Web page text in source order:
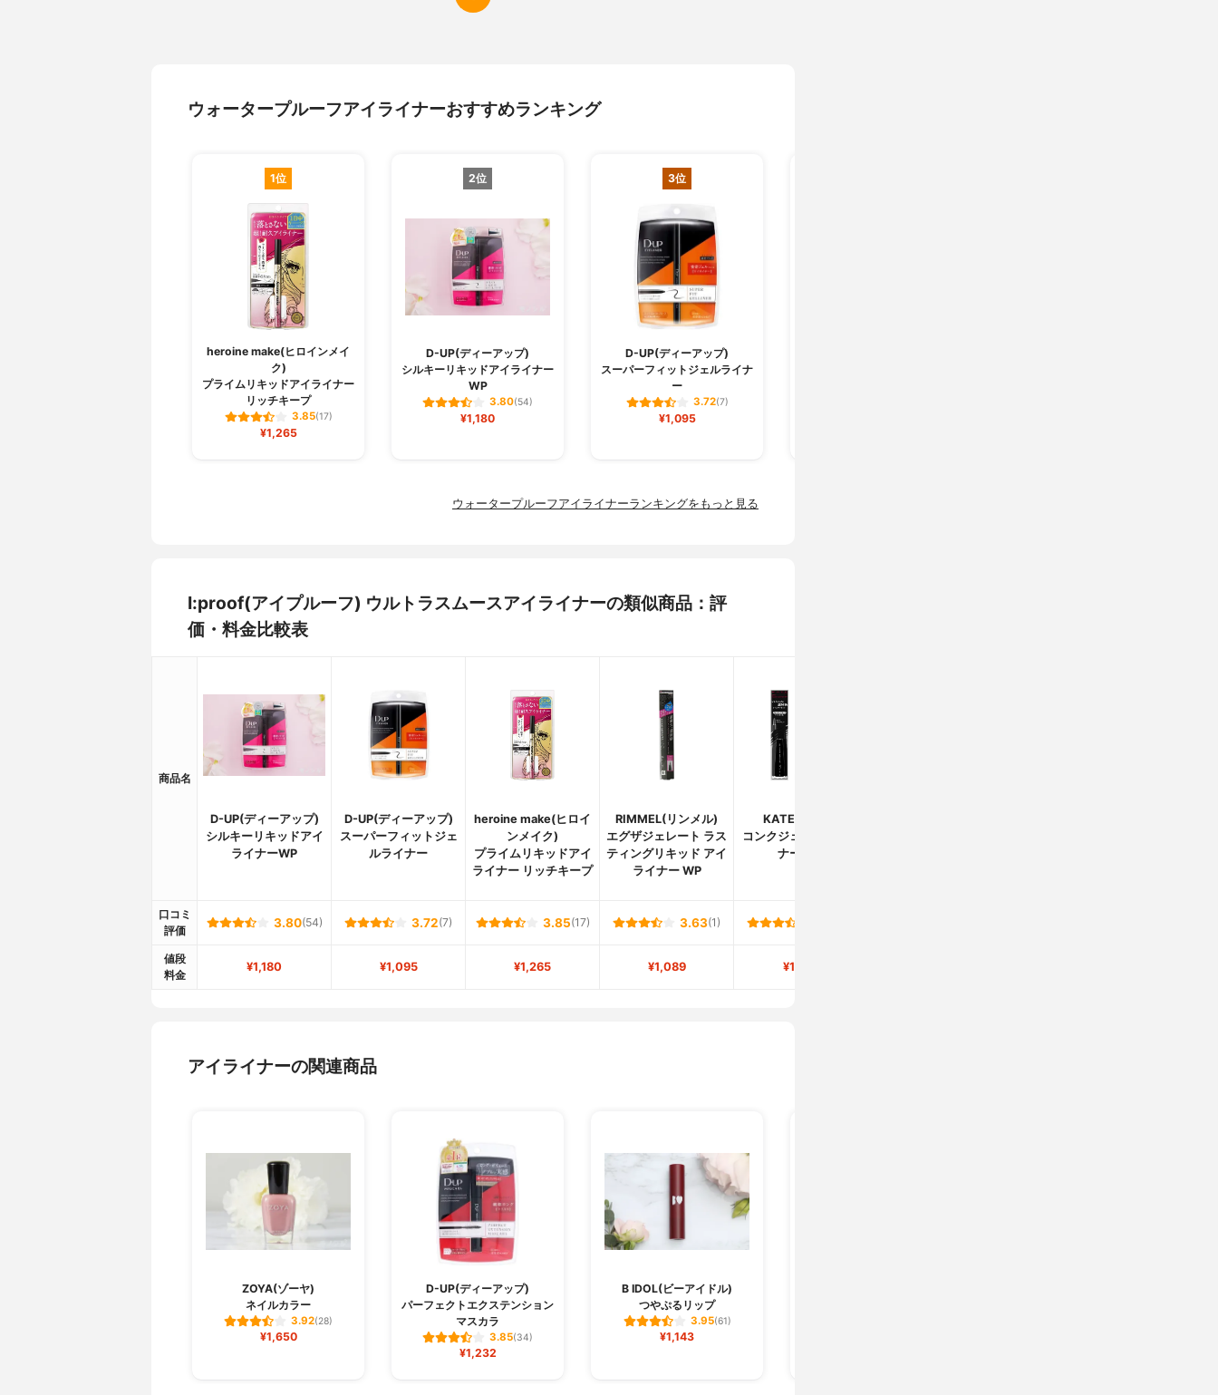
ウォータープルーフアイライナーおすすめランキング
1位
heroine make(ヒロインメイ
ク)
プライムリキッドアイライナー
リッチキープ
3.85(17)
¥1,265
2位
D-UP(ディーアップ)
シルキーリキッドアイライナー
WP
3.80(54)
¥1,180
3位
D-UP(ディーアップ)
スーパーフィットジェルライナ
ー
3.72(7)
¥1,095
ウォータープルーフアイライナーランキングをもっと見る
I:proof(アイプルーフ) ウルトラスムースアイライナーの類似商品：評
価・料金比較表
商品名
D-UP(ディーアップ)
シルキーリキッドアイ
ライナーWP
D-UP(ディーアップ)
スーパーフィットジェ
ルライナー
heroine make(ヒロイ
ンメイク)
プライムリキッドアイ
ライナー リッチキープ
RIMMEL(リンメル)
エグザジェレート ラス
ティングリキッド アイ
ライナー WP
KATE(ケイト)
コンクジェルアイライ
ナーＷＰ
口コミ
評価
3.80(54) 3.72(7) 3.85(17) 3.63(1)
値段
料金
¥1,180 ¥1,095 ¥1,265 ¥1,089 ¥1,144
アイライナーの関連商品
ZOYA(ゾーヤ)
ネイルカラー
3.92(28)
¥1,650
D-UP(ディーアップ)
パーフェクトエクステンション
マスカラ
3.85(34)
¥1,232
B IDOL(ビーアイドル)
つやぷるリップ
3.95(61)
¥1,143